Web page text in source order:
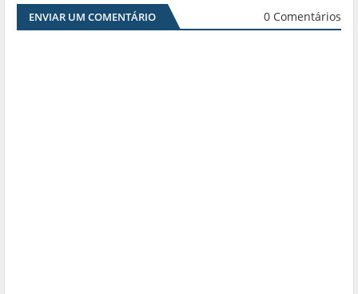
ENVIAR UM COMENTÁRIO 0 Comentários